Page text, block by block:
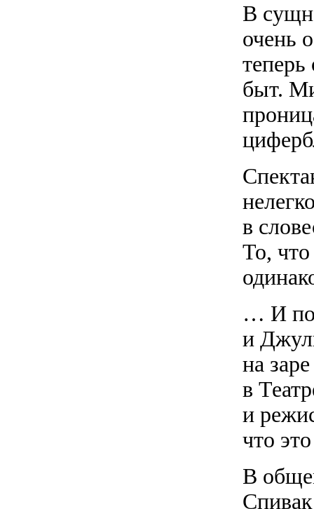
В
очень
быт.
в
То,
… И
и
на
в
и
что
В